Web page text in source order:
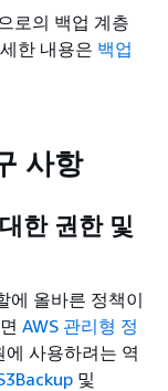
로의 백업 계층
한 내용은 백업
사항
한 권한 및
에 올바른 정책이
AWS 관리형 정
사용하려는 역
및